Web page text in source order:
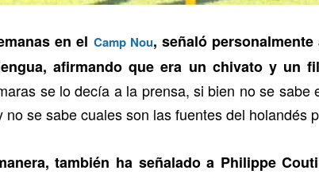
en el Camp Nou, señaló
afirmando que era un chivato y un
se lo decía a la prensa, si bien no se sabe
se sabe cuales son las fuentes del holandés
también ha señalado a Philippe